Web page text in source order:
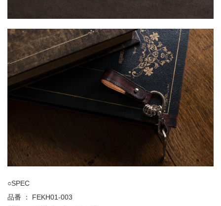
○SPEC
品番 ： FEKH01-003